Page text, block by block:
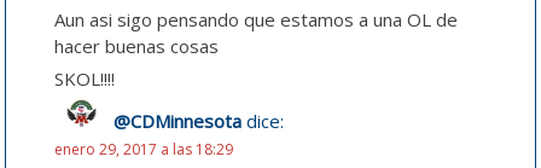
Aun asi sigo pensando que estamos a una OL de
hacer buenas cosas
SKOL!!!!
@CDMinnesota dice:
enero 29, 2017 a las 18:29